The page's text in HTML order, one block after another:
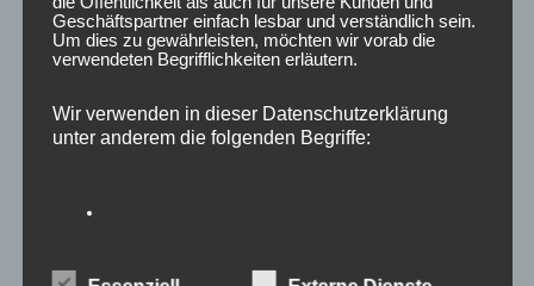
20x Radmutter M12 x
1,25 x 35 mm
Kegelbund 60° Rot
Bewertet
20x Radmutter LUG
NUTS OFFEN M12 x
1,5 x 45 mm Kegelbund
50,00€ *
Geschäftspartner einfach lesbar und verständlich sein.
Um dies zu gewährleisten, möchten wir vorab die
verwendeten Begrifflichkeiten erläutern.
Wir verwenden in dieser Datenschutzerklärung
unter anderem die folgenden Begriffe: